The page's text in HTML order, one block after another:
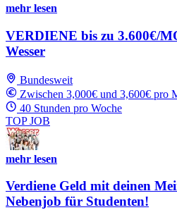
mehr lesen
VERDIENE bis zu 3.600€/
Wesser
Bundesweit
Zwischen 3,000€ und 3,600€ pro
40 Stunden pro Woche
TOP JOB
mehr lesen
Verdiene Geld mit deinen
Nebenjob für Studenten!